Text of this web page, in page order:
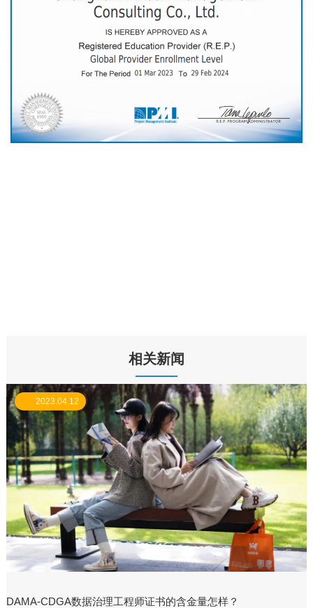
相关新闻
2023.04.12
DAMA-CDGA数据治理工程师证书的含金量怎样？